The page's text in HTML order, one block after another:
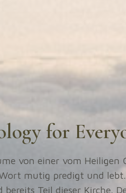
for
von einer vom Heiligen
mutig predigt und
bereits Teil dieser Kirche.